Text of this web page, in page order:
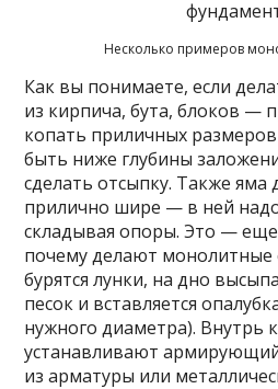
Несколько примеров
Как вы понимаете, если
из кирпича, бута, блоков —
копать приличных
быть ниже глубины
сделать отсыпку. Также яма
прилично шире — в ней
складывая опоры. Это —
почему делают монолитные
бурятся лунки, на дно
песок и вставляется
нужного диаметра). Внутрь
устанавливают
из арматуры или